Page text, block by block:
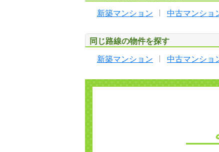
新築マンション 中古マンショ
同じ路線の物件を探す
新築マンション 中古マンショ